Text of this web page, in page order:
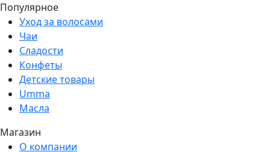
Популярное
Уход за волосами
Чаи
Сладости
Конфеты
Детские товары
Umma
Масла
Магазин
О компании